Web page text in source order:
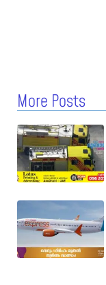
More Posts